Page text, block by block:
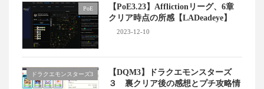
PoE
【PoE3.23】Afflictionリーグ、6章
クリア時点の所感【LADeadeye】
2023-12-10
ドラクエモンスターズ3
【DQM3】ドラクエモンスターズ
３ 裏クリア後の感想とプチ攻略情